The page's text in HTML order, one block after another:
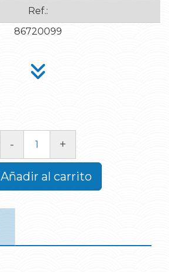
Ref.:
86720099
- +
Añadir al carrito